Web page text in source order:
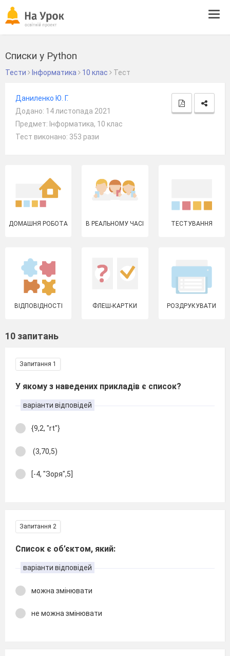
Списки у Python
Тести Інформатика 10 клас Тест
Даниленко Ю. Г.
Додано: 14 листопада 2021
Предмет: Інформатика, 10 клас
Тест виконано: 353 рази
ДОМАШНЯ РОБОТА В РЕАЛЬНОМУ ЧАСІ ТЕСТУВАННЯ
ВІДПОВІДНОСТІ ФЛЕШ-КАРТКИ РОЗДРУКУВАТИ
10 запитань
Запитання 1
У якому з наведених прикладів є список?
варіанти відповідей
{9,2, "rt"}
(3,70,5)
[-4, "Зоря",5]
Запитання 2
Список є об’єктом, який:
варіанти відповідей
можна змінювати
не можна змінювати